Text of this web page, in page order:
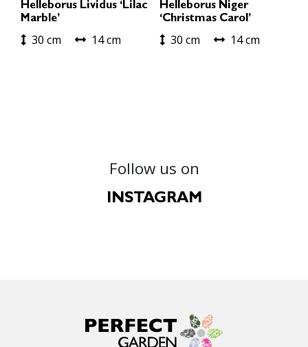
Helleborus Lividus ‘Lilac
Marble’
30 cm 14 cm
Helleborus Niger
‘Christmas Carol’
30 cm 14 cm
Follow us on
INSTAGRAM